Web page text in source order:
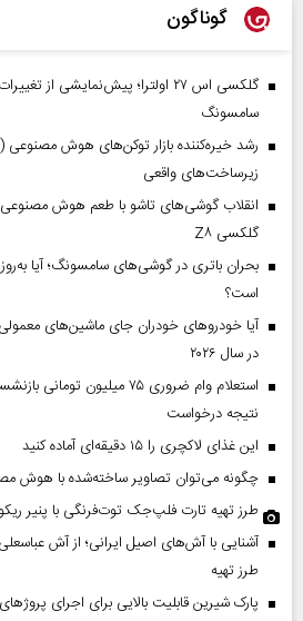
گوناگون
گلکسی اس ۲۷ اولترا؛ پیش‌نمایشی از
سامسونگ
زیرساخت‌های واقعی
انقلاب گوشی‌های تاشو‌ با طعم هوش
گلکسی Z۸
است؟
آیا خودروهای خودران جای ماشین‌های
در سال ۲۰۲۶
استعلام وام ضروری ۷۵
نتیجه درخواست
این غذای لاکچری را ۱۵ دقیقه‌ای آماده کنید
چگونه می‌توان تصاویر ساخته‌شده با هوش
طرز تهیه تارت فلپ‌جک توت‌فرنگی با پنیر
آشنایی با آش‌های اصیل ایرانی؛ از آش
طرز تهیه
پارک شیرین قابلیت‌ بالایی برای اجرای